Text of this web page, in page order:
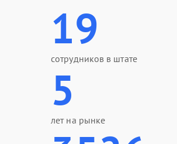
19
сотрудников в штате
5
лет на рынке